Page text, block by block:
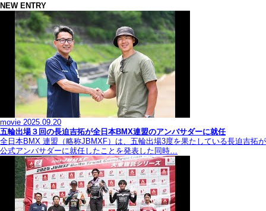
NEW ENTRY
movie 2025.09.20
五輪出場３回の長迫吉拓が全日本BMX連盟のアンバサダーに就任
全日本BMX 連盟（略称JBMXF）は、五輪出場3度を果たしている長迫吉拓が
公式アンバサダーに就任したことを発表した同時…